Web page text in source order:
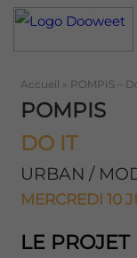
Accueil » POMPIS –
POMPIS
DO IT
URBAN /
MERCREDI 10
LE PROJET